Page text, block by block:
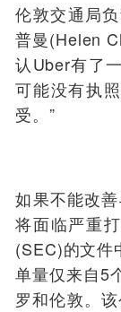
伦敦交通局
普曼(Helen
认Uber有了
可能没有执
受。”
如果不能改
将面临严重
(SEC)的文件
单量仅来自5
罗和伦敦。